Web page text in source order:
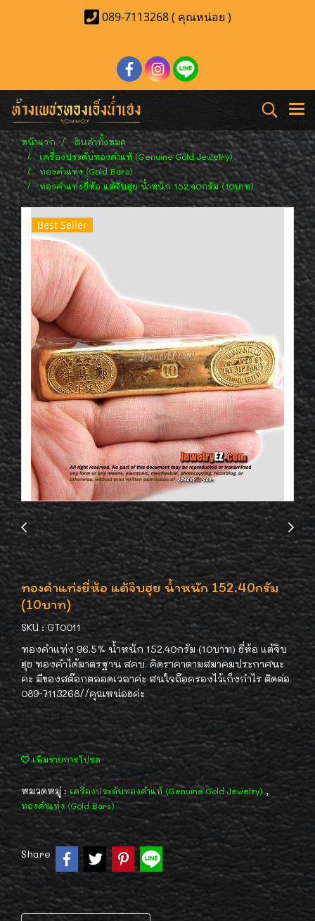
089-7113268 ( คุณหน่อย )
หน้าแรก
สินค้าทั้งหมด
เครื่องประดับทองคำแท้ (Genuine Gold Jewelry)
ทองคำแท่ง (Gold Bars)
ทองคำแท่งยี่ห้อ แต้จิบฮุย น้ำหนัก 152.40กรัม (10บาท)
Best Seller
ทองคำแท่งยี่ห้อ แต้จิบฮุย น้ำหนัก 152.40กรัม
(10บาท)
SKU : GT0011
ทองคำแท่ง 96.5% น้ำหนัก 152.40กรัม (10บาท) ยี่ห้อ แต้จิบ
ฮุย ทองคำได้มาตรฐาน สคบ. คิดราคาตามสมาคมประกาศนะ
คะ มีของสต๊อกตลอดเวลาค่ะ สนใจถือครองไว้เก็งกำไร ติดต่อ
089-7113268//คุณหน่อยค่ะ
เพิ่มรายการโปรด
หมวดหมู่ : เครื่องประดับทองคำแท้ (Genuine Gold Jewelry) ,
ทองคำแท่ง (Gold Bars)
Share